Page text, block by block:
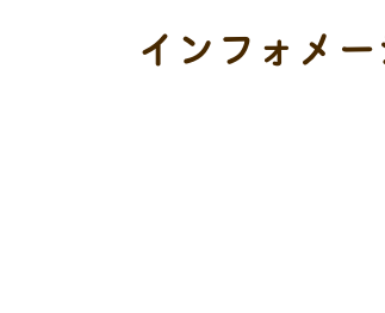
インフォメ